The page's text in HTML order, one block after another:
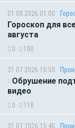
01.08.2026 01:00
Гороскоп для
августа
0 100
31.07.2026 16:50
Обрушение
видео
0 118
31.07.2026 15:40